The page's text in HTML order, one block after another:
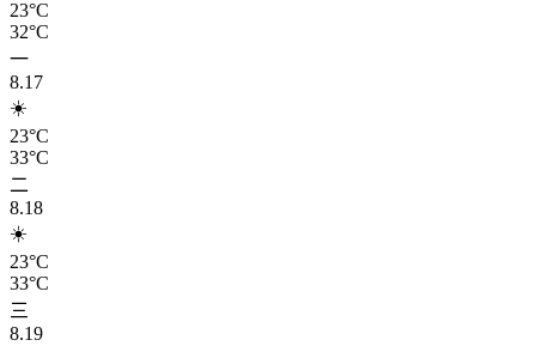
23°C
32°C
一
8.17
☀️
23°C
33°C
二
8.18
☀️
23°C
33°C
三
8.19